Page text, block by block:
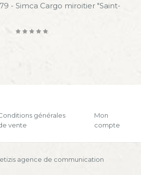
- Simca Cargo miroitier "Saint-
générales
vente
Mon
compte
agence de communication